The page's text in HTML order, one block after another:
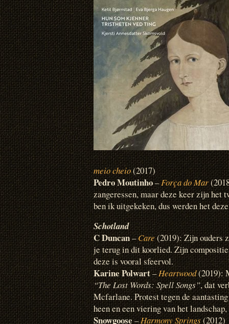
meio cheio(2017)
Pedro Moutinho–Força do Mar
zangeressen, maar deze keer zijn het
ben ik uitgekeken, dus werden het
Schotland
C Duncan–Care(2019): Zijn ouders
je terug in dit koorlied. Zijn
deze is vooral sfeervol.
Karine Polwart–Heartwood(2019):
“The Lost Words: Spell Songs”, dat
Mcfarlane. Protest tegen de
heen en een viering van het
Snowgoose–Harmony Springs(2012)